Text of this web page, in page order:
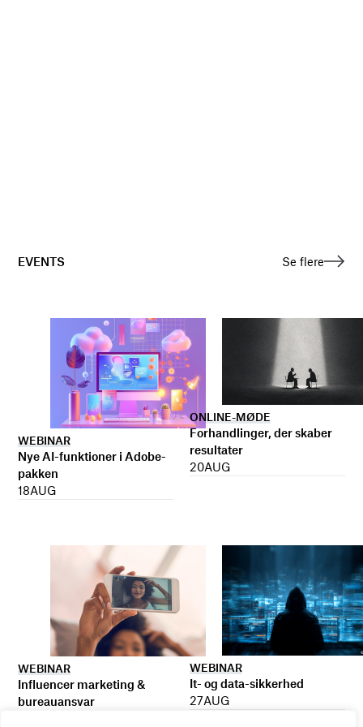
EVENTS Se flere
WEBINAR
Nye AI-funktioner i Adobe-
pakken
18AUG
ONLINE-MØDE
Forhandlinger, der skaber
resultater
20AUG
WEBINAR
Influencer marketing &
bureauansvar
WEBINAR
It- og data-sikkerhed
27AUG